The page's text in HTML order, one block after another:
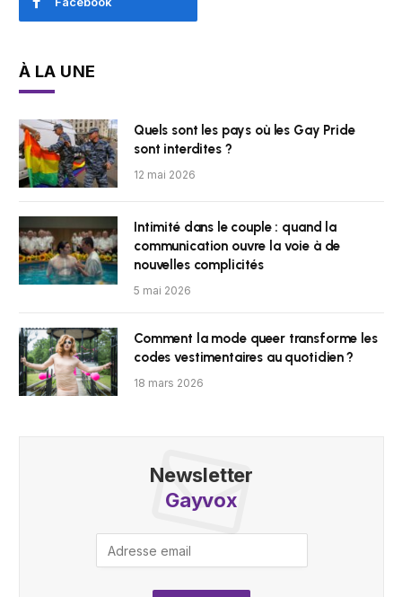
À LA UNE
Quels sont les pays où les Gay Pride
sont interdites ?
12 mai 2026
Intimité dans le couple : quand la
communication ouvre la voie à de
nouvelles complicités
5 mai 2026
Comment la mode queer transforme les
codes vestimentaires au quotidien ?
18 mars 2026
Newsletter
Gayvox